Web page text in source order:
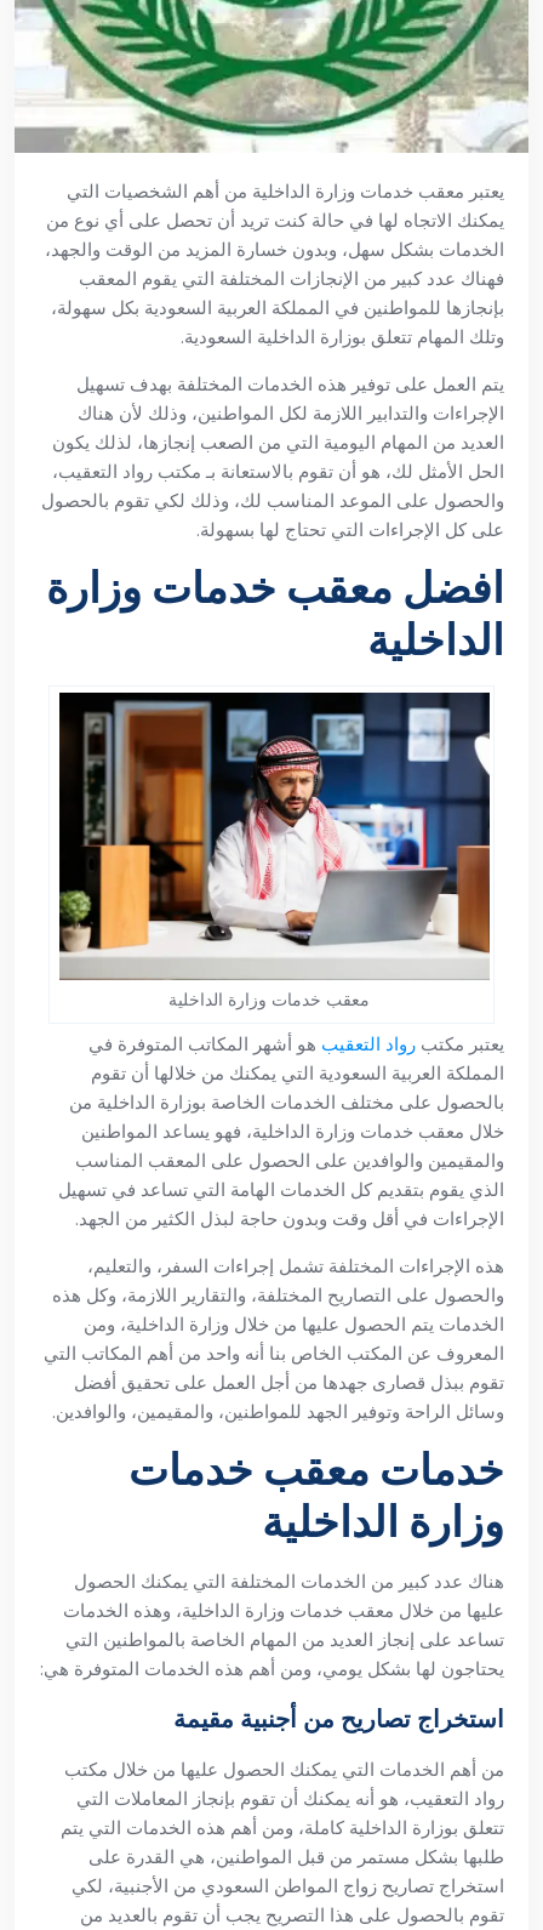
يعتبر معقب خدمات وزارة الداخلية من أهم الشخصيات التي
يمكنك الاتجاه لها في حالة كنت تريد أن تحصل على أي نوع من
الخدمات بشكل سهل، وبدون خسارة المزيد من الوقت والجهد،
فهناك عدد كبير من الإنجازات المختلفة التي يقوم المعقب
بإنجازها للمواطنين في المملكة العربية السعودية بكل سهولة،
وتلك المهام تتعلق بوزارة الداخلية السعودية.
يتم العمل على توفير هذه الخدمات المختلفة بهدف تسهيل
الإجراءات والتدابير اللازمة لكل المواطنين، وذلك لأن هناك
العديد من المهام اليومية التي من الصعب إنجازها، لذلك يكون
الحل الأمثل لك، هو أن تقوم بالاستعانة بـ مكتب رواد التعقيب،
والحصول على الموعد المناسب لك، وذلك لكي تقوم بالحصول
على كل الإجراءات التي تحتاج لها بسهولة.
افضل معقب خدمات وزارة
الداخلية
معقب خدمات وزارة الداخلية
يعتبر مكتب رواد التعقيب هو أشهر المكاتب المتوفرة في
المملكة العربية السعودية التي يمكنك من خلالها أن تقوم
بالحصول على مختلف الخدمات الخاصة بوزارة الداخلية من
خلال معقب خدمات وزارة الداخلية، فهو يساعد المواطنين
والمقيمين والوافدين على الحصول على المعقب المناسب
الذي يقوم بتقديم كل الخدمات الهامة التي تساعد في تسهيل
الإجراءات في أقل وقت وبدون حاجة لبذل الكثير من الجهد.
هذه الإجراءات المختلفة تشمل إجراءات السفر، والتعليم،
والحصول على التصاريح المختلفة، والتقارير اللازمة، وكل هذه
الخدمات يتم الحصول عليها من خلال وزارة الداخلية، ومن
المعروف عن المكتب الخاص بنا أنه واحد من أهم المكاتب التي
تقوم ببذل قصارى جهدها من أجل العمل على تحقيق أفضل
وسائل الراحة وتوفير الجهد للمواطنين، والمقيمين، والوافدين.
خدمات معقب خدمات
وزارة الداخلية
هناك عدد كبير من الخدمات المختلفة التي يمكنك الحصول
عليها من خلال معقب خدمات وزارة الداخلية، وهذه الخدمات
تساعد على إنجاز العديد من المهام الخاصة بالمواطنين التي
يحتاجون لها بشكل يومي، ومن أهم هذه الخدمات المتوفرة هي:
استخراج تصاريح من أجنبية مقيمة
من أهم الخدمات التي يمكنك الحصول عليها من خلال مكتب
رواد التعقيب، هو أنه يمكنك أن تقوم بإنجاز المعاملات التي
تتعلق بوزارة الداخلية كاملة، ومن أهم هذه الخدمات التي يتم
طلبها بشكل مستمر من قبل المواطنين، هي القدرة على
استخراج تصاريح زواج المواطن السعودي من الأجنبية، لكي
تقوم بالحصول على هذا التصريح يجب أن تقوم بالعديد من